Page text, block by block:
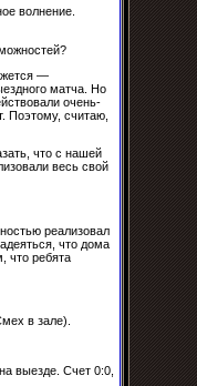
волнение.
—
матча. Но
очень-
Поэтому, считаю,
что с нашей
весь свой
реализовал
что дома
что ребята
в зале).
выезде. Счет 0:0,